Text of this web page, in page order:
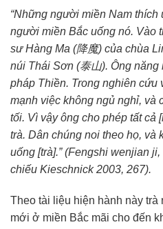
“Những người miền Nam thích
người miền Bắc uống nó. Vào
sư Hàng Ma (降魔) của chùa
núi Thái Sơn (泰山). Ông năng
pháp Thiền. Trong nghiên cứu
mạnh việc không ngủ nghỉ, và
tối. Vì vậyông cho phép tất cả
trà. Dân chúng noi theo họ, và
uống [trà].” (Fengshi wenjian ji,
chiếu Kieschnick 2003, 267).
Theo tài liệu hiện hành này trà
mới ở miền Bắc mãi cho đến